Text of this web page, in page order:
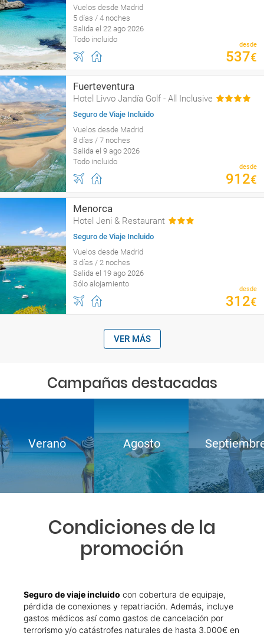
Vuelos desde Madrid
5 días / 4 noches
Salida el 22 ago 2026
Todo incluido
desde
537€
Fuerteventura
Hotel Livvo Jandía Golf - All Inclusive
Seguro de Viaje Incluido
Vuelos desde Madrid
8 días / 7 noches
Salida el 9 ago 2026
Todo incluido
desde
912€
Menorca
Hotel Jeni & Restaurant
Seguro de Viaje Incluido
Vuelos desde Madrid
3 días / 2 noches
Salida el 19 ago 2026
Sólo alojamiento
desde
312€
VER MÁS
Campañas destacadas
Verano Agosto
Condiciones de la
promoción
Seguro de viaje incluido con cobertura de equipaje,
pérdida de conexiones y repatriación. Además, incluye
gastos médicos así como gastos de cancelación por
terrorismo y/o catástrofes naturales de hasta 3.000€ en